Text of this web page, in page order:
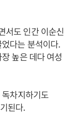
서도 인간 이순신
다는 분석이다.
높은 데다 여성
차지하기도
된다.